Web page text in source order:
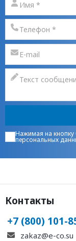
Нажимая на
персональных
Контакты
+7 (800) 101-
zakaz@e-co.su